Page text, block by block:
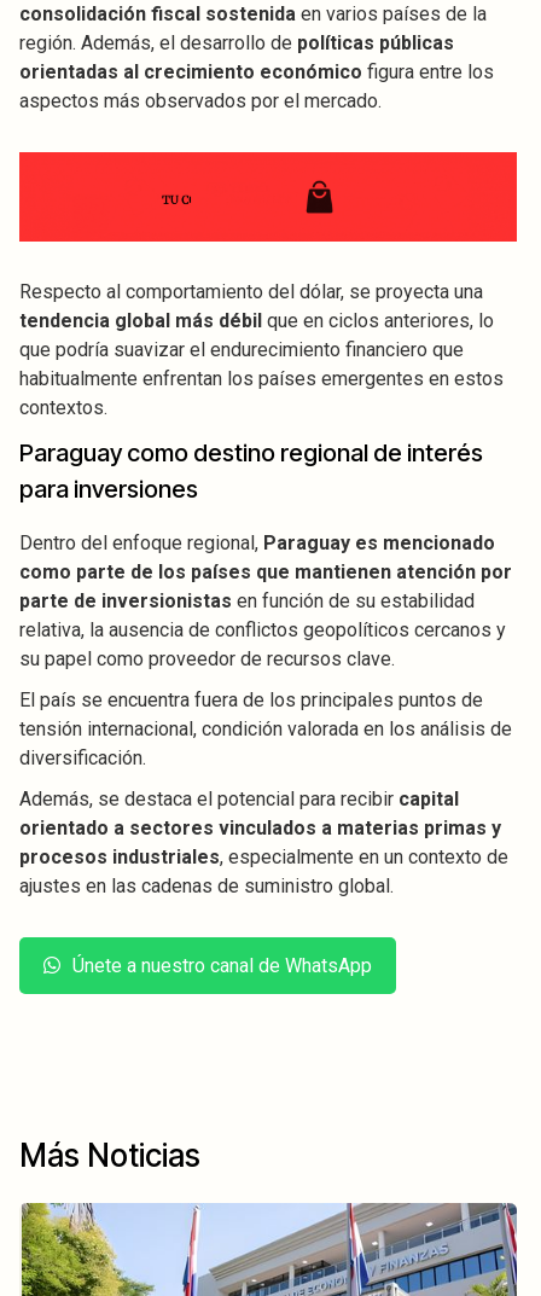
consolidación fiscal sostenida en varios países de la
región. Además, el desarrollo de políticas públicas
orientadas al crecimiento económico figura entre los
aspectos más observados por el mercado.
Respecto al comportamiento del dólar, se proyecta una
tendencia global más débil que en ciclos anteriores, lo
que podría suavizar el endurecimiento financiero que
habitualmente enfrentan los países emergentes en estos
contextos.
Paraguay como destino regional de interés
para inversiones
Dentro del enfoque regional, Paraguay es mencionado
como parte de los países que mantienen atención por
parte de inversionistas en función de su estabilidad
relativa, la ausencia de conflictos geopolíticos cercanos y
su papel como proveedor de recursos clave.
El país se encuentra fuera de los principales puntos de
tensión internacional, condición valorada en los análisis de
diversificación.
Además, se destaca el potencial para recibir capital
orientado a sectores vinculados a materias primas y
procesos industriales, especialmente en un contexto de
ajustes en las cadenas de suministro global.
Únete a nuestro canal de WhatsApp
Más Noticias